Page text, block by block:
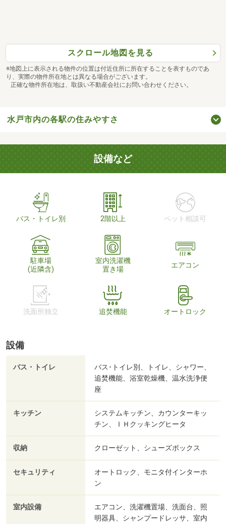
スクロール地図を見る
※地図上に表示される物件の位置は付近住所に所在することを表すものであ
り、実際の物件所在地とは異なる場合がございます。
正確な物件所在地は、取扱い不動産会社にお問い合わせください。
水戸市内の各駅の住みやすさ
設備など
バス・トイレ別 2階以上 ペット相談可
駐車場
(近隣含)
室内洗濯機
置き場
エアコン
洗面所独立 追焚機能 オートロック
設備
バス・トイレ
バス･トイレ別、トイレ、シャワー、
追焚機能、浴室乾燥機、温水洗浄便
座
キッチン
システムキッチン、カウンターキッ
チン、ＩＨクッキングヒータ
収納 クローゼット、シューズボックス
セキュリティ
オートロック、モニタ付インターホ
ン
室内設備
エアコン、洗濯機置場、洗面台、照
明器具、シャンプードレッサ、室内